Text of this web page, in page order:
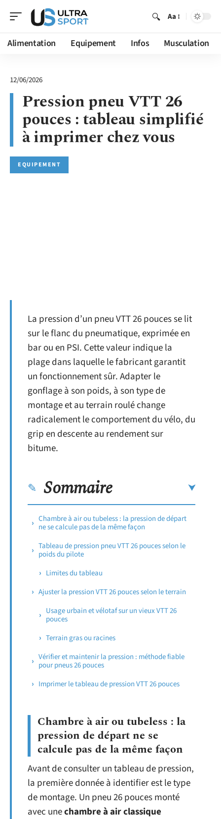
Aa
Alimentation Equipement Infos Musculation
12/06/2026
Pression pneu VTT 26
pouces : tableau simplifié
à imprimer chez vous
EQUIPEMENT
La pression d’un pneu VTT 26 pouces se lit
sur le flanc du pneumatique, exprimée en
bar ou en PSI. Cette valeur indique la
plage dans laquelle le fabricant garantit
un fonctionnement sûr. Adapter le
gonflage à son poids, à son type de
montage et au terrain roulé change
radicalement le comportement du vélo, du
grip en descente au rendement sur
bitume.
Sommaire
Chambre à air ou tubeless : la pression de départ
ne se calcule pas de la même façon
Tableau de pression pneu VTT 26 pouces selon le
poids du pilote
Limites du tableau
Ajuster la pression VTT 26 pouces selon le terrain
Usage urbain et vélotaf sur un vieux VTT 26
pouces
Terrain gras ou racines
Vérifier et maintenir la pression : méthode fiable
pour pneus 26 pouces
Imprimer le tableau de pression VTT 26 pouces
Chambre à air ou tubeless : la
pression de départ ne se
calcule pas de la même façon
Avant de consulter un tableau de pression,
la première donnée à identifier est le type
de montage. Un pneu 26 pouces monté
avec unechambre à air classique